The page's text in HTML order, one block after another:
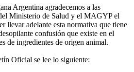
Argentina agradecemos a las
Ministerio de Salud y el MAGYP el
llevar adelante esta normativa que tiene
confusión que existe en el
de ingredientes de origen animal.
Oficial se lee lo siguiente: